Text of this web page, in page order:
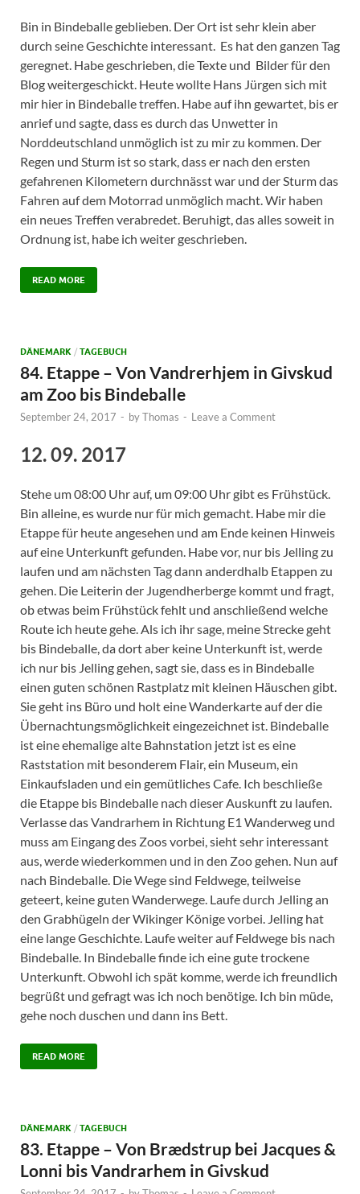
Bin in Bindeballe geblieben. Der Ort ist sehr klein aber
durch seine Geschichte interessant. Es hat den ganzen Tag
geregnet. Habe geschrieben, die Texte und Bilder für den
Blog weitergeschickt. Heute wollte Hans Jürgen sich mit
mir hier in Bindeballe treffen. Habe auf ihn gewartet, bis er
anrief und sagte, dass es durch das Unwetter in
Norddeutschland unmöglich ist zu mir zu kommen. Der
Regen und Sturm ist so stark, dass er nach den ersten
gefahrenen Kilometern durchnässt war und der Sturm das
Fahren auf dem Motorrad unmöglich macht. Wir haben
ein neues Treffen verabredet. Beruhigt, das alles soweit in
Ordnung ist, habe ich weiter geschrieben.
READ MORE
DÄNEMARK / TAGEBUCH
84. Etappe – Von Vandrerhjem in Givskud
am Zoo bis Bindeballe
September 24, 2017 - byThomas - Leave a Comment
12. 09. 2017
Stehe um 08:00 Uhr auf, um 09:00 Uhr gibt es Frühstück.
Bin alleine, es wurde nur für mich gemacht. Habe mir die
Etappe für heute angesehen und am Ende keinen Hinweis
auf eine Unterkunft gefunden. Habe vor, nur bis Jelling zu
laufen und am nächsten Tag dann anderdhalb Etappen zu
gehen. Die Leiterin der Jugendherberge kommt und fragt,
ob etwas beim Frühstück fehlt und anschließend welche
Route ich heute gehe. Als ich ihr sage, meine Strecke geht
bis Bindeballe, da dort aber keine Unterkunft ist, werde
ich nur bis Jelling gehen, sagt sie, dass es in Bindeballe
einen guten schönen Rastplatz mit kleinen Häuschen gibt.
Sie geht ins Büro und holt eine Wanderkarte auf der die
Übernachtungsmöglichkeit eingezeichnet ist. Bindeballe
ist eine ehemalige alte Bahnstation jetzt ist es eine
Raststation mit besonderem Flair, ein Museum, ein
Einkaufsladen und ein gemütliches Cafe. Ich beschließe
die Etappe bis Bindeballe nach dieser Auskunft zu laufen.
Verlasse das Vandrarhem in Richtung E1 Wanderweg und
muss am Eingang des Zoos vorbei, sieht sehr interessant
aus, werde wiederkommen und in den Zoo gehen. Nun auf
nach Bindeballe. Die Wege sind Feldwege, teilweise
geteert, keine guten Wanderwege. Laufe durch Jelling an
den Grabhügeln der Wikinger Könige vorbei. Jelling hat
eine lange Geschichte. Laufe weiter auf Feldwege bis nach
Bindeballe. In Bindeballe finde ich eine gute trockene
Unterkunft. Obwohl ich spät komme, werde ich freundlich
begrüßt und gefragt was ich noch benötige. Ich bin müde,
gehe noch duschen und dann ins Bett.
READ MORE
DÄNEMARK / TAGEBUCH
83. Etappe – Von Brædstrup bei Jacques &
Lonni bis Vandrarhem in Givskud